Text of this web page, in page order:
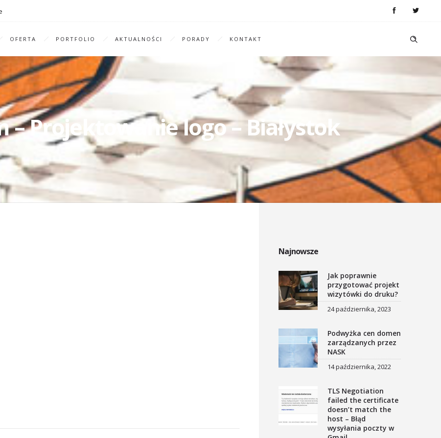
OFERTA PORTFOLIO AKTUALNOŚCI PORADY KONTAKT
– Projektowanie logo – Białystok
Najnowsze
Jak poprawnie
przygotować projekt
wizytówki do druku?
24 października, 2023
Podwyżka cen domen
zarządzanych przez
NASK
14 października, 2022
TLS Negotiation
failed the certificate
doesn’t match the
host – Błąd
wysyłania poczty w